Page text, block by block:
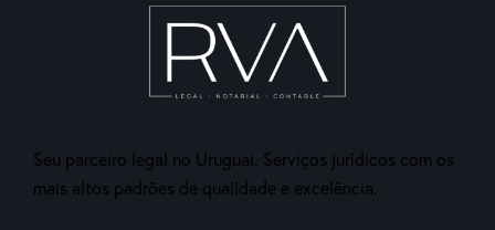
Seu parceiro legal no Uruguai. Serviços jurídicos com os
mais altos padrões de qualidade e excelência.